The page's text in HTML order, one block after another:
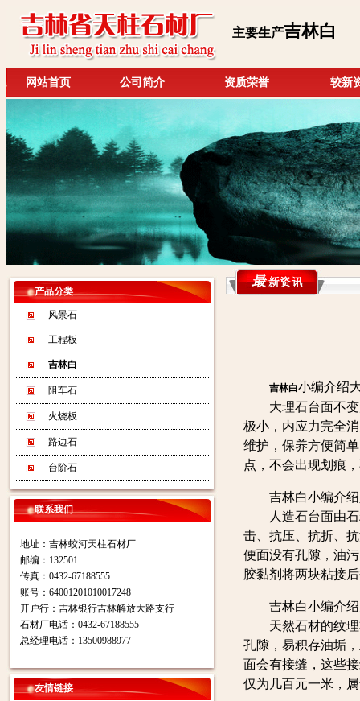
主要生产吉林白
网站首页 公司简介 资质荣誉 较新
产品分类
风景石
工程板
吉林白
阻车石
火烧板
路边石
台阶石
联系我们
地址：吉林蛟河天柱石材厂
邮编：132501
传真：0432-67188555
账号：64001201010017248
开户行：吉林银行吉林解放大路支行
石材厂电话：0432-67188555
总经理电话：13500988977
友情链接
吉林白小编介绍
大理石台面不变
极小，内应力完全
维护，保养方便简
点，不会出现划痕
吉林白小编介绍
人造石台面由石
击、抗压、抗折、
便面没有孔隙，油
胶黏剂将两块粘接
吉林白小编介绍
天然石材的纹理
孔隙，易积存油垢
面会有接缝，这些
仅为几百元一米，